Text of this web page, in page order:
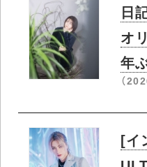
日
オ
年
（
[イ